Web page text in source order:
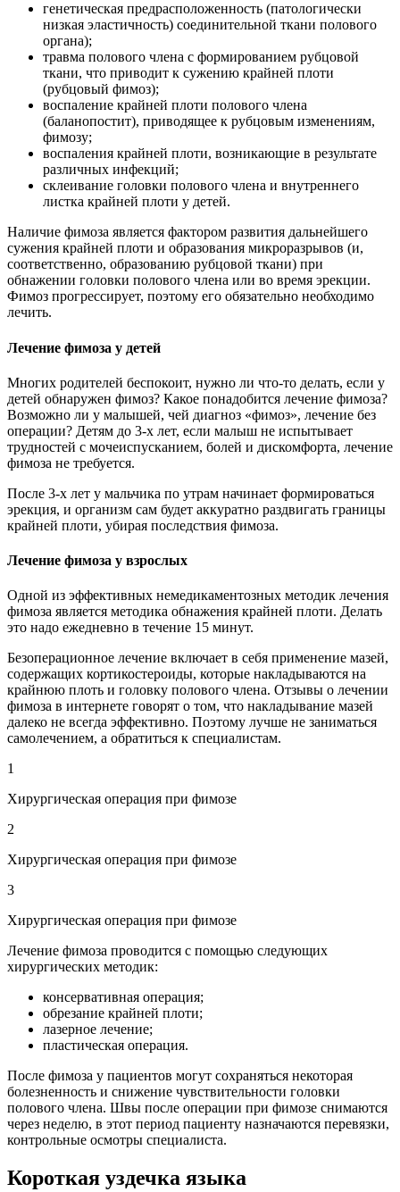
генетическая предрасположенность (патологически
низкая эластичность) соединительной ткани полового
органа);
травма полового члена с формированием рубцовой
ткани, что приводит к сужению крайней плоти
(рубцовый фимоз);
воспаление крайней плоти полового члена
(баланопостит), приводящее к рубцовым изменениям,
фимозу;
воспаления крайней плоти, возникающие в результате
различных инфекций;
склеивание головки полового члена и внутреннего
листка крайней плоти у детей.
Наличие фимоза является фактором развития дальнейшего
сужения крайней плоти и образования микроразрывов (и,
соответственно, образованию рубцовой ткани) при
обнажении головки полового члена или во время эрекции.
Фимоз прогрессирует, поэтому его обязательно необходимо
лечить.
Лечение фимоза у детей
Многих родителей беспокоит, нужно ли что-то делать, если у
детей обнаружен фимоз? Какое понадобится лечение фимоза?
Возможно ли у малышей, чей диагноз «фимоз», лечение без
операции? Детям до 3-х лет, если малыш не испытывает
трудностей с мочеиспусканием, болей и дискомфорта, лечение
фимоза не требуется.
После 3-х лет у мальчика по утрам начинает формироваться
эрекция, и организм сам будет аккуратно раздвигать границы
крайней плоти, убирая последствия фимоза.
Лечение фимоза у взрослых
Одной из эффективных немедикаментозных методик лечения
фимоза является методика обнажения крайней плоти. Делать
это надо ежедневно в течение 15 минут.
Безоперационное лечение включает в себя применение мазей,
содержащих кортикостероиды, которые накладываются на
крайнюю плоть и головку полового члена. Отзывы о лечении
фимоза в интернете говорят о том, что накладывание мазей
далеко не всегда эффективно. Поэтому лучше не заниматься
самолечением, а обратиться к специалистам.
1
Хирургическая операция при фимозе
2
Хирургическая операция при фимозе
3
Хирургическая операция при фимозе
Лечение фимоза проводится с помощью следующих
хирургических методик:
консервативная операция;
обрезание крайней плоти;
лазерное лечение;
пластическая операция.
После фимоза у пациентов могут сохраняться некоторая
болезненность и снижение чувствительности головки
полового члена. Швы после операции при фимозе снимаются
через неделю, в этот период пациенту назначаются перевязки,
контрольные осмотры специалиста.
Короткая уздечка языка